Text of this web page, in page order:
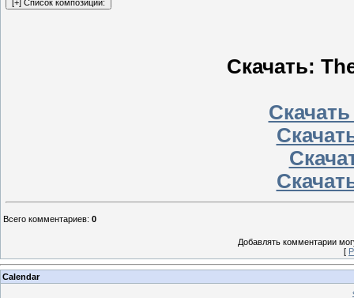
Скачать:
Всего комментариев: 0
Добавлять комментарии
[
Calendar